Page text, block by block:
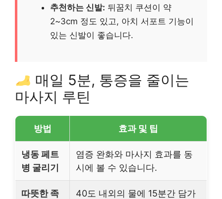
추천하는 신발: 뒤꿈치 쿠션이 약
2~3cm 정도 있고, 아치 서포트 기능이
있는 신발이 좋습니다.
매일 5분, 통증을 줄이는
마사지 루틴
방법 효과 및 팁
냉동 페트
병 굴리기
염증 완화와 마사지 효과를 동
시에 볼 수 있습니다.
따뜻한 족
40도 내외의 물에 15분간 담가